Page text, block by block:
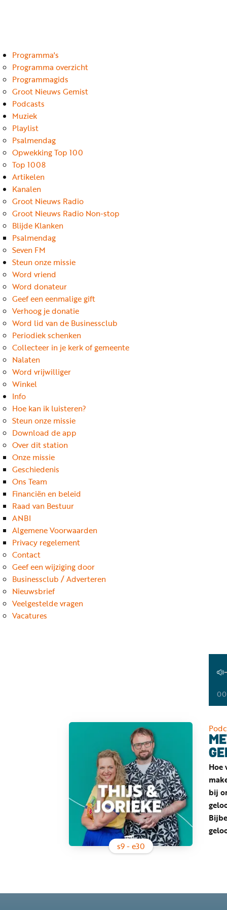
Programma's
Programma overzicht
Programmagids
Groot Nieuws Gemist
Podcasts
Muziek
Playlist
Psalmendag
Opwekking Top 100
Top 1008
Artikelen
Kanalen
Groot Nieuws Radio
Groot Nieuws Radio Non-stop
Blijde Klanken
Psalmendag
Seven FM
Steun onze missie
Word vriend
Word donateur
Geef een eenmalige gift
Verhoog je donatie
Word lid van de Businessclub
Periodiek schenken
Collecteer in je kerk of gemeente
Nalaten
Word vrijwilliger
Winkel
Info
Hoe kan ik luisteren?
Steun onze missie
Download de app
Over dit station
Onze missie
Geschiedenis
Ons Team
Financiën en beleid
Raad van Bestuur
ANBI
Algemene Voorwaarden
Privacy regelement
Contact
Geef een wijziging door
Businessclub / Adverteren
Nieuwsbrief
Veelgestelde vragen
Vacatures
s9- e30
Hoe
bij
Podcasts
Muziek
Artikelen
Kanalen
Steun
onze
missie
Info
Word
nu
vriend
Businessclub
Adverteren
Winkel
Privacy
reglement
Algemene
voorwaarden